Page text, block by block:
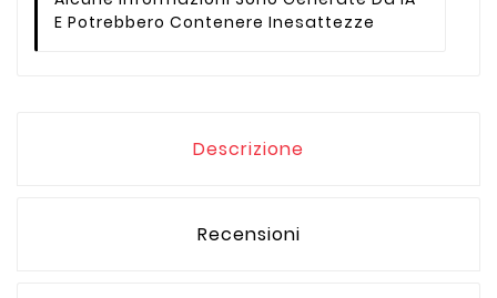
E Potrebbero Contenere Inesattezze
Descrizione
Recensioni